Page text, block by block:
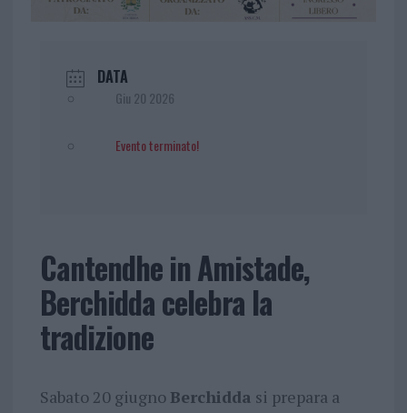
DATA
Giu 20 2026
Evento terminato!
Cantendhe in Amistade,
Berchidda celebra la
tradizione
Sabato 20 giugno Berchidda si prepara a